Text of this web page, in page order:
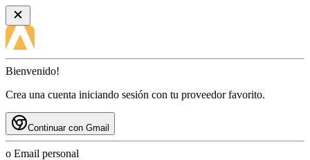
Bienvenido!
Crea una cuenta iniciando sesión con tu proveedor favorito.
Continuar con Gmail
o Email personal